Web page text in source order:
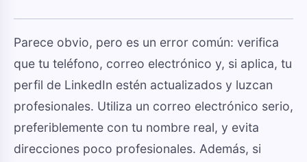
Parece obvio, pero es un error común: verifica
que tu teléfono, correo electrónico y, si aplica, tu
perfil de LinkedIn estén actualizados y luzcan
profesionales. Utiliza un correo electrónico serio,
preferiblemente con tu nombre real, y evita
direcciones poco profesionales. Además, si